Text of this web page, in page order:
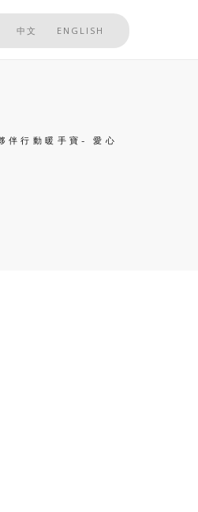
中文 ENGLISH
行動暖手寶- 愛心